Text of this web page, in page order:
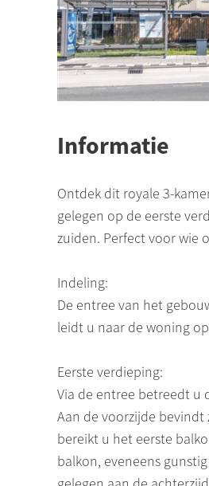
Informatie
Ontdek dit royale 3-
gelegen op de eerste
zuiden. Perfect voor wie
Indeling:
De entree van het
leidt u naar de woning
Eerste verdieping:
Via de entree betreedt u
Aan de voorzijde
bereikt u het eerste
balkon, eveneens